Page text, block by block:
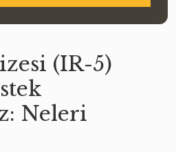
(IR-5)
Neleri